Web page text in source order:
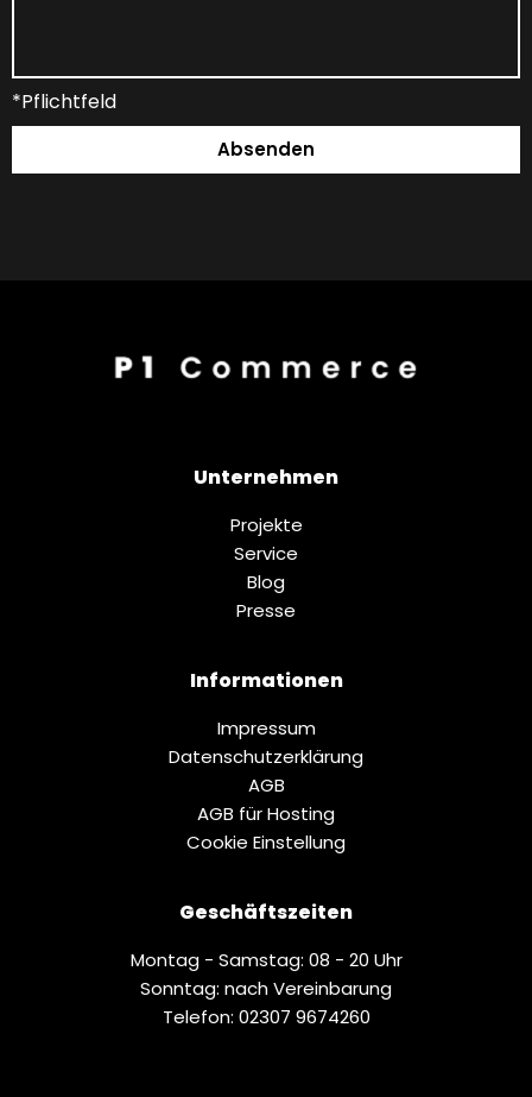
*Pflichtfeld
Absenden
Unternehmen
Projekte
Service
Blog
Presse
Informationen
Impressum
Datenschutz­erklärung
AGB
AGB für Hosting
Cookie Einstellung
Geschäftszeiten
Montag - Samstag: 08 - 20 Uhr
Sonntag: nach Vereinbarung
Telefon: 02307 9674260